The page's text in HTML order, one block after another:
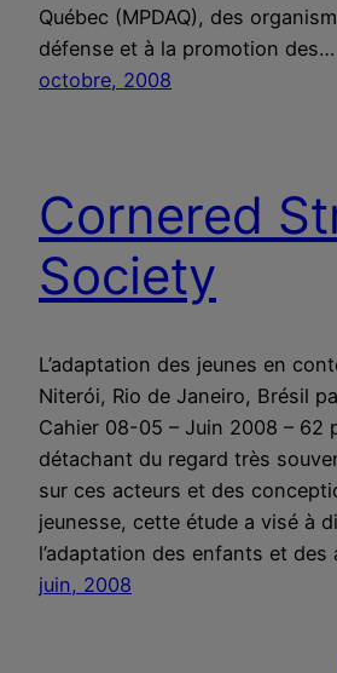
Québec (MPDAQ), des
défense et à la promotion des…
octobre, 2008
Cornered
Society
L’adaptation des jeunes en
Niterói, Rio de Janeiro, Brésil
Cahier 08-05 – Juin 2008 – 62
détachant du regard très
sur ces acteurs et des
jeunesse, cette étude a visé à
l’adaptation des enfants et
juin, 2008